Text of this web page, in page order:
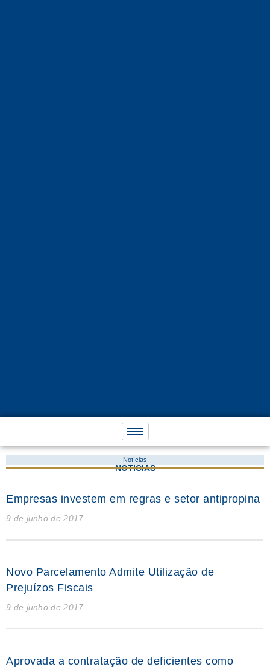
NOTÍCIAS
Notícias
Empresas investem em regras e setor antipropina
9 de junho de 2017
Novo Parcelamento Admite Utilização de
Prejuízos Fiscais
9 de junho de 2017
Aprovada a contratação de deficientes como